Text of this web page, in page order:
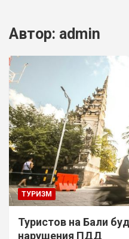
Автор: admin
ТУРИЗМ
Туристов на Бали
нарушения ПДД